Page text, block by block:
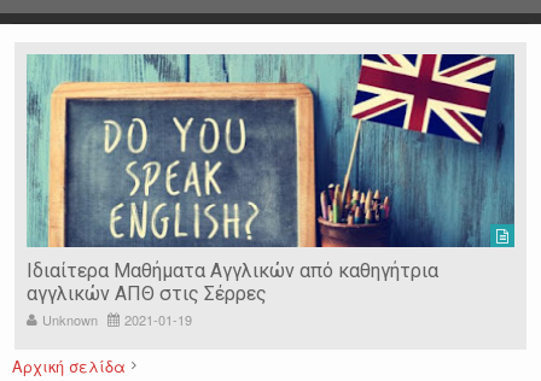
Ιδιαίτερα Μαθήματα Αγγλικών από καθηγήτρια
αγγλικών ΑΠΘ στις Σέρρες
Unknown 2021-01-19
Αρχική σελίδα
Ν. ΣΕΡΡΩΝ Η ΓΗ ΜΑΣ
ΤΥΧΑΙΕΣ ΑΝΑΡΤΗΣΕΙΣ/ΑΡΘΡΑ
Serres Racing Circuit
Panserraikos FC
Ikaroi B.C.